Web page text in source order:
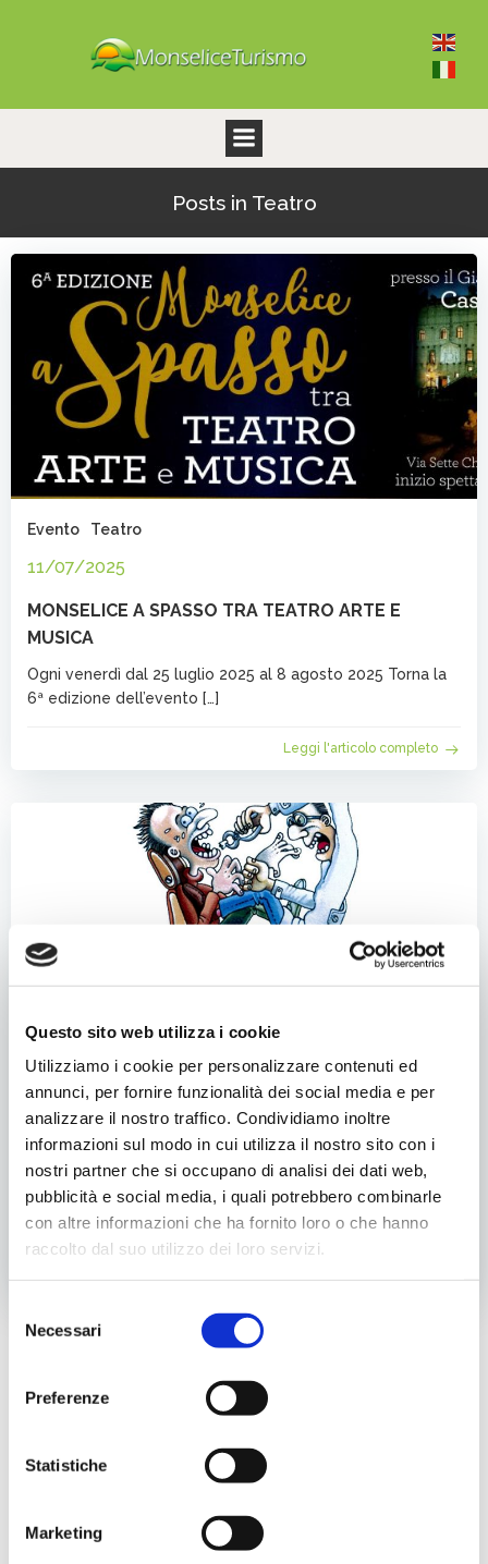
Questo sito web utilizza i cookie
Utilizziamo i cookie per personalizzare contenuti ed
annunci, per fornire funzionalità dei social media e per
analizzare il nostro traffico. Condividiamo inoltre
informazioni sul modo in cui utilizza il nostro sito con i
nostri partner che si occupano di analisi dei dati web,
pubblicità e social media, i quali potrebbero combinarle
con altre informazioni che ha fornito loro o che hanno
raccolto dal suo utilizzo dei loro servizi.
delNecessari
Preferenze
Statistiche
Marketing
contenuto
Posts in Teatro
Evento Teatro
11/07/2025
MONSELICE A SPASSO TRA TEATRO ARTE E
MUSICA
Ogni venerdì dal 25 luglio 2025 al 8 agosto 2025 Torna la
6ª edizione dell’evento […]
Leggi l'articolo completo
05/05/2025
A denti stretti
Sabato 10 maggio alle ore 21 presso il centro parrocchiale
Don Bosco (SS. Redentore) di […]
Categorie
Evento
Mostra d'arte
Natale